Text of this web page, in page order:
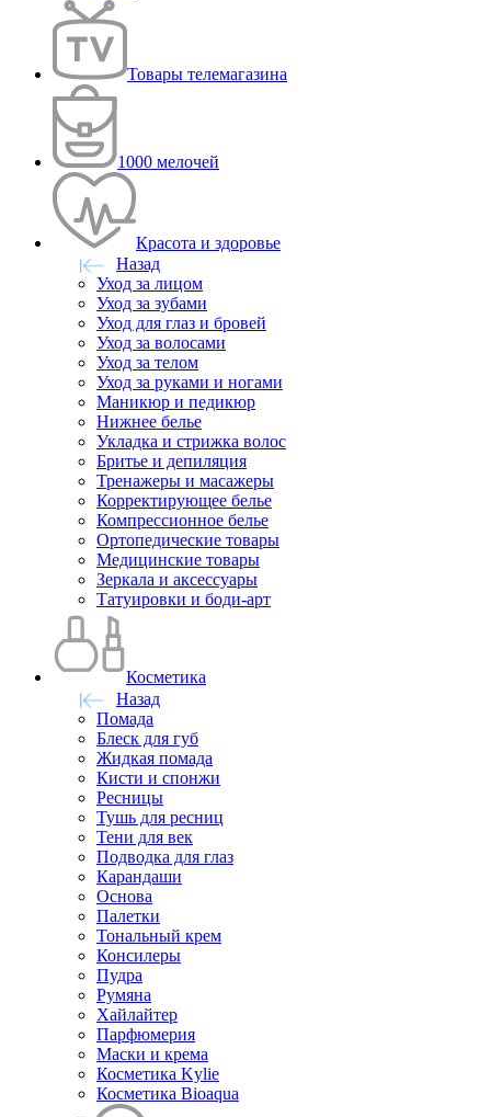
Товары телемагазина
1000 мелочей
Красота и здоровье
Назад
Уход за лицом
Уход за зубами
Уход для глаз и бровей
Уход за волосами
Уход за телом
Уход за руками и ногами
Маникюр и педикюр
Нижнее белье
Укладка и стрижка волос
Бритье и депиляция
Тренажеры и масажеры
Корректирующее белье
Компрессионное белье
Ортопедические товары
Медицинские товары
Зеркала и аксессуары
Татуировки и боди-арт
Косметика
Назад
Помада
Блеск для губ
Жидкая помада
Кисти и спонжи
Ресницы
Тушь для ресниц
Тени для век
Подводка для глаз
Карандаши
Основа
Палетки
Тональный крем
Консилеры
Пудра
Румяна
Хайлайтер
Парфюмерия
Маски и крема
Косметика Kylie
Косметика Bioaqua